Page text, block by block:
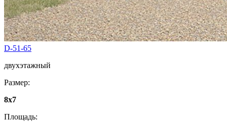
D-51-65
двухэтажный
Размер:
8x7
Площадь: